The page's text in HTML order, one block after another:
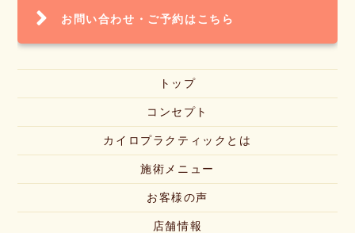
お問い合わせ・ ご予約はこちら
トップ
コンセプト
カイロプラクティックとは
施術メニュー
お客様の声
店舗情報